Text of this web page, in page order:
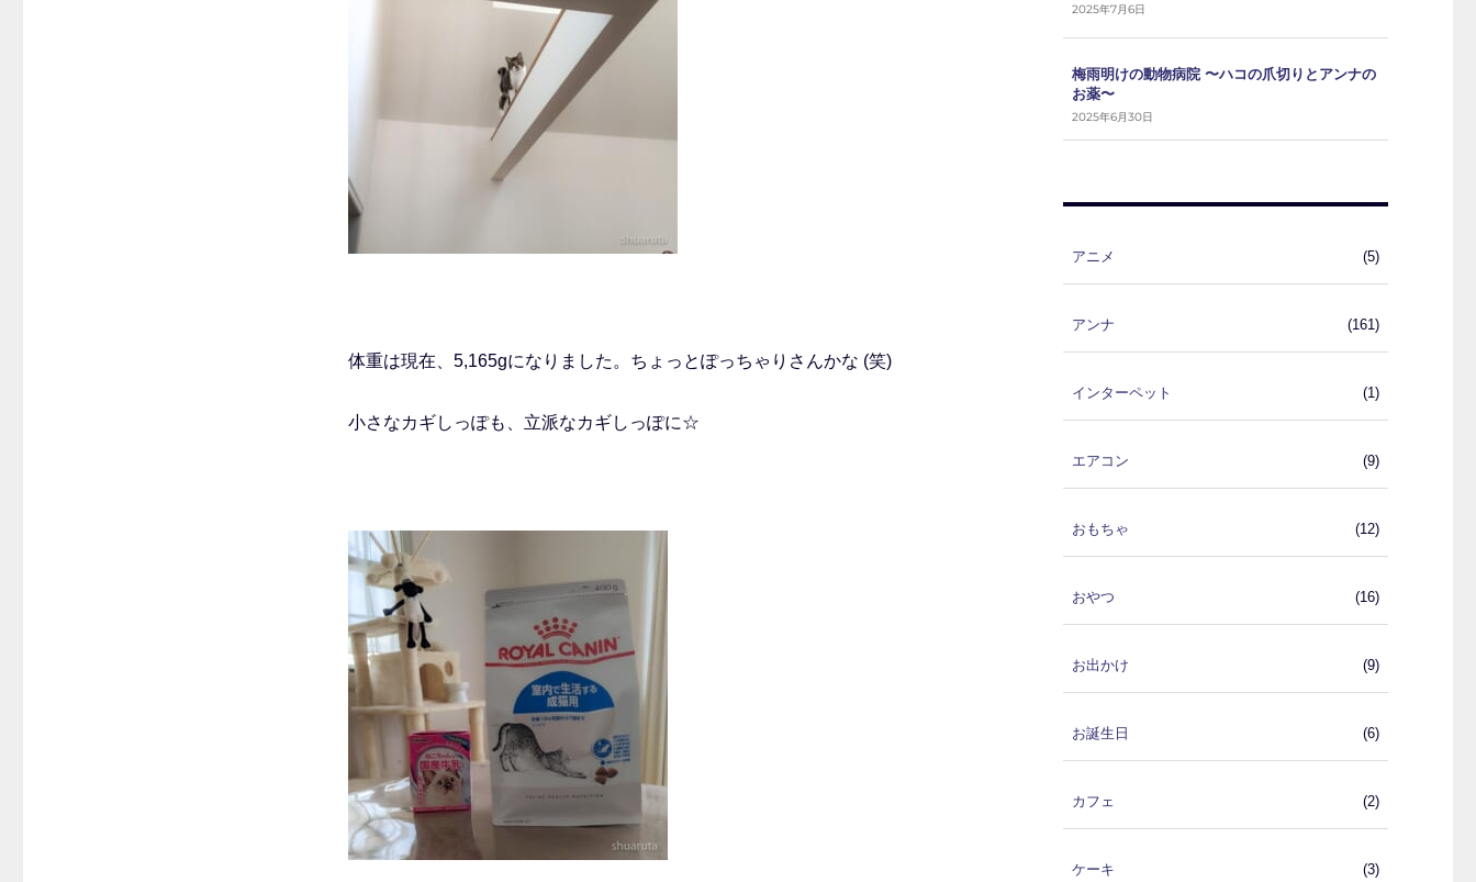
体重は現在、5,165gになりました。ちょっとぽっちゃりさんかな (笑)
小さなカギしっぽも、立派なカギしっぽに☆
2025年7月6日
梅雨明けの動物病院 〜ハコの爪切りとアンナの
お薬〜
2025年6月30日
アニメ (5)
アンナ (161)
インターペット (1)
エアコン (9)
おもちゃ (12)
おやつ (16)
お出かけ (9)
お誕生日 (6)
カフェ (2)
ケーキ (3)